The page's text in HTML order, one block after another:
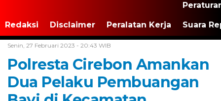
Redaksi Disclaimer Peralatan Kerja Suara
Senin, 27 Februari 2023 - 20:43 WIB
Polresta Cirebon Amankan
Dua Pelaku Pembuangan